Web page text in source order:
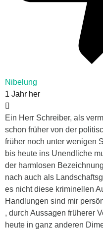
Nibelung
1 Jahr her
Ein Herr Schreiber, als
schon früher von der
früher noch unter wenigen
bis heute ins Unendliche
der harmlosen
nach auch als
es nicht diese kriminellen
Handlungen sind mir
, durch Aussagen früherer
heute in ganz anderen